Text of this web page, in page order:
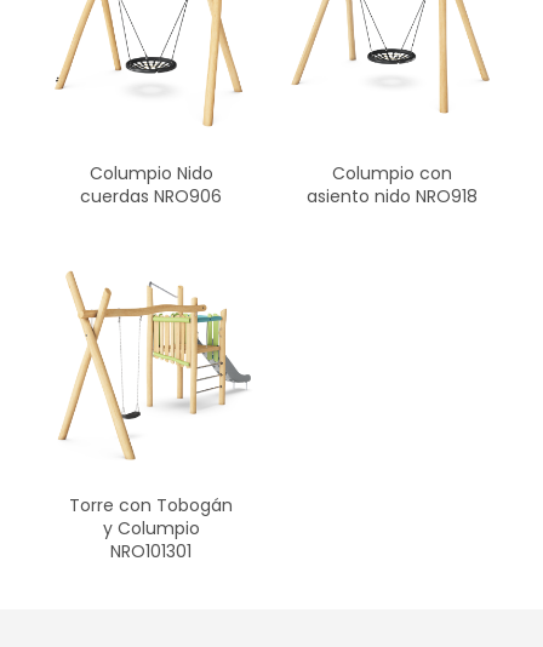
Columpio Nido
cuerdas NRO906
Columpio con
asiento nido NRO918
Torre con Tobogán
y Columpio
NRO101301